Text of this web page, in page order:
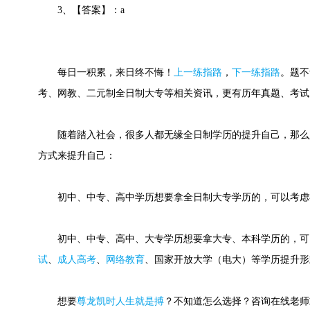
3、【答案】：a
每日一积累，来日终不悔！ 上一练指路 ， 下一练指路。 题
考、网教、二元制全日制大专等相关资讯，更有历年真题、考
随着踏入社会，很多人都无缘全日制学历的提升自己，那么
方式来提升自己：
初中、中专、高中学历想要拿全日制大专学历的，可以考虑
初中、中专、高中、大专学历想要拿大专、本科学历的，可
试、 成人高考、 网络教育、国家开放大学（电大）等学历提升
想要尊龙凯时人生就是搏 ？不知道怎么选择？咨询在线老